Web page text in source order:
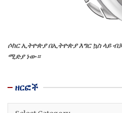
ሶከር ኢትዮጵያ በኢትዮጵያ እግር ኳስ ላይ
ሚድያ ነው።
ዘርፎች
ዘርፎች